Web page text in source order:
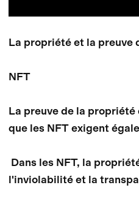
La propriété et la preuve
NFT
La preuve de la
que les NFT exigent
Dans les NFT, la
l'inviolabilité et la